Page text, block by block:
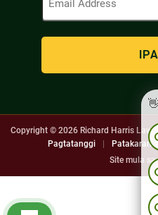
Copyright © 2026 Richard Harris Law
Pagtatanggi
Patakaran
Site mula sa